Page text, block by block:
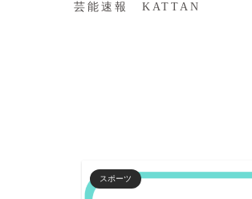
芸能速報 KATTAN
スポーツ